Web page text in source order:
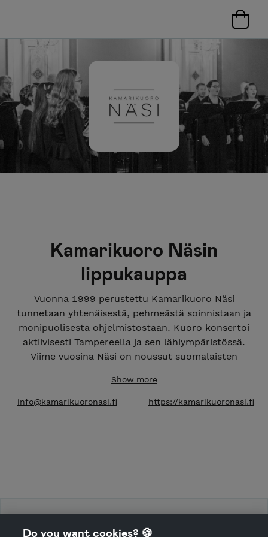
Kamarikuoro Näsin
lippukauppa
Vuonna 1999 perustettu Kamarikuoro Näsi
tunnetaan yhtenäisestä, pehmeästä soinnistaan ja
monipuolisesta ohjelmistostaan. Kuoro konsertoi
aktiivisesti Tampereella ja sen lähiympäristössä.
Viime vuosina Näsi on noussut suomalaisten
johtajana toimii musiikkipedagogi Julia Lainema.
Show more
info@kamarikuoronasi.fi https://kamarikuoronasi.fi
Do you want cookies? 🍪